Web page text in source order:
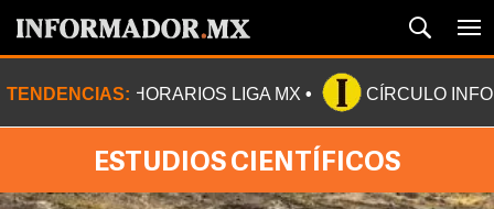
TENDENCIAS: HORARIOS LIGA MX CÍRCULO
ESTUDIOS CIENTÍFICOS